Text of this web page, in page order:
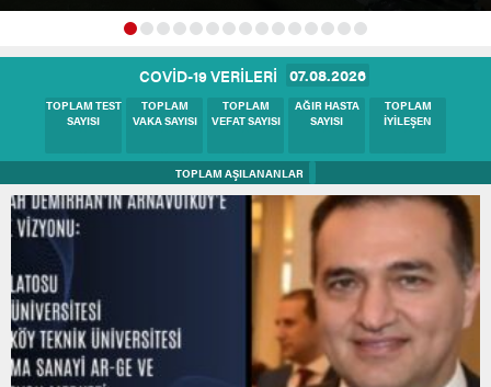
COVİD-19 VERİLERİ 07.08.2026
BUGÜNKÜ
TEST SAYISI
BUGÜNKÜ
VAKA SAYISI
BUGÜNKÜ
HASTA SAYISI
BUGÜNKÜ
VEFAT SAYISI
BUGÜNKÜ
İYİLEŞEN
TOPLAM AŞILANANLAR